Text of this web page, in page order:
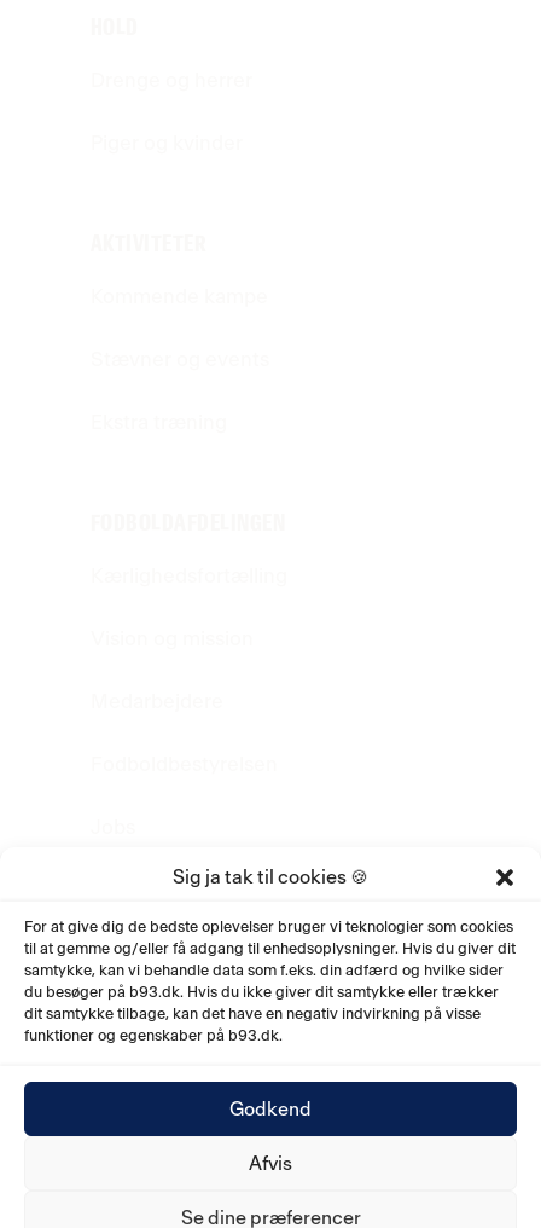
Sig ja tak til cookies 🍪
For at give dig de bedste oplevelser bruger vi teknologier som cookies
til at gemme og/eller få adgang til enhedsoplysninger. Hvis du giver dit
samtykke, kan vi behandle data som f.eks. din adfærd og hvilke sider
du besøger på b93.dk. Hvis du ikke giver dit samtykke eller trækker
dit samtykke tilbage, kan det have en negativ indvirkning på visse
funktioner og egenskaber på b93.dk.
Godkend
Afvis
Se dine præferencer
Fodboldhistorie
Privatlivspolitik
© 2026. Boldklubben af 1893. Fodboldafdelingen.